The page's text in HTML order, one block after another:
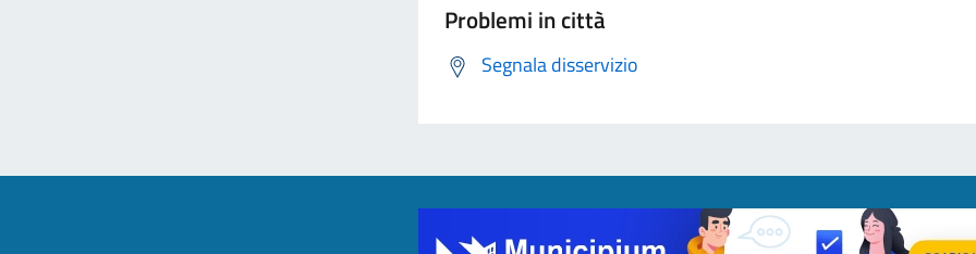
Problemi in città
Segnala disservizio